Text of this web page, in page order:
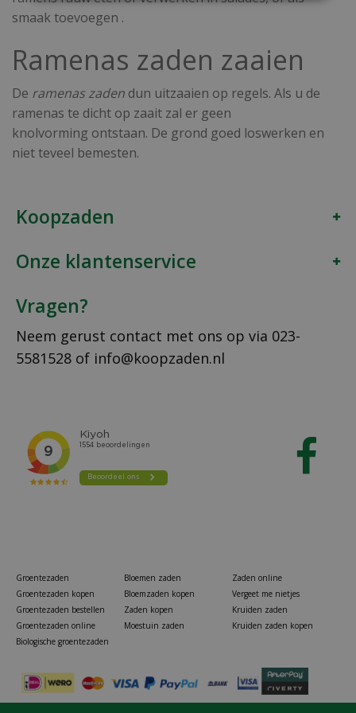
smaak toevoegen .
​Ramenas zaden zaaien
De ramenas zaden dun uitzaaien op regels. Als u de
ramenas te dicht op zaait zal er geen
knolvorming ontstaan. De grond goed loswerken en
niet teveel bemesten.
Koopzaden
Onze klantenservice
Vragen?
Neem gerust contact met ons op via 023-
5581528 of info@koopzaden.nl
Groentezaden
Groentezaden kopen
Groentezaden bestellen
Groentezaden online
Biologische groentezaden
Bloemen zaden
Bloemzaden kopen
Zaden kopen
Moestuin zaden
Zaden online
Vergeet me nietjes
Kruiden zaden
Kruiden zaden kopen